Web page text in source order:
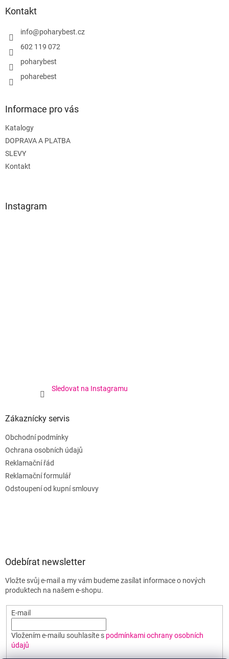
Kontakt
info@poharybest.cz
602 119 072
poharybest
poharebest
Informace pro vás
Katalogy
DOPRAVA A PLATBA
SLEVY
Kontakt
Instagram
Sledovat na Instagramu
Zákaznícky servis
Obchodní podmínky
Ochrana osobních údajů
Reklamační řád
Reklamační formulář
Odstoupení od kupní smlouvy
Odebírat newsletter
Vložte svůj e-mail a my vám budeme zasílat informace o nových
produktech na našem e-shopu.
E-mail
Vložením e-mailu souhlasíte s podmínkami ochrany osobních
údajů